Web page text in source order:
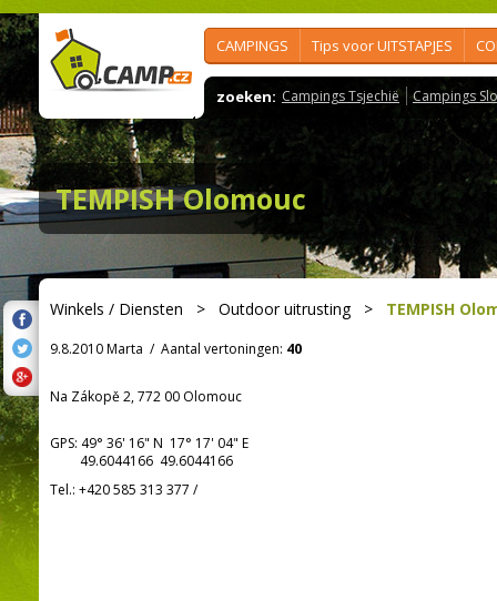
CAMPINGS Tips voor UITSTAPJES
zoeken: Campings Tsjechië Campings
TEMPISH Olomouc
Winkels / Diensten > Outdoor uitrusting> TEMPISH
9.8.2010 Marta / Aantal vertoningen: 40
Na Zákopě 2, 772 00 Olomouc
GPS: 49° 36' 16" N 17° 17' 04" E
49.6044166 49.6044166
Tel.: +420 585 313 377 /